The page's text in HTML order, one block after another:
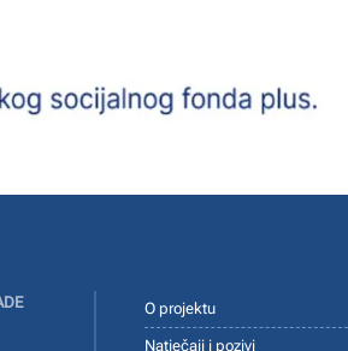
O projektu
Natječaji i pozivi